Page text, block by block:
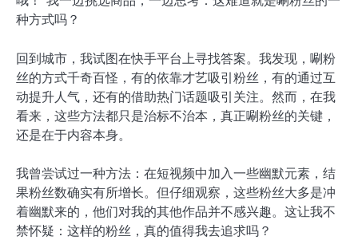
种方式吗？
回到城市，我试图在快手平台上寻找答案。我发现，唰粉
丝的方式千奇百怪，有的依靠才艺吸引粉丝，有的通过互
动提升人气，还有的借助热门话题吸引关注。然而，在我
看来，这些方法都只是治标不治本，真正唰粉丝的关键，
还是在于内容本身。
我曾尝试过一种方法：在短视频中加入一些幽默元素，结
果粉丝数确实有所增长。但仔细观察，这些粉丝大多是冲
着幽默来的，他们对我的其他作品并不感兴趣。这让我不
禁怀疑：这样的粉丝，真的值得我去追求吗？